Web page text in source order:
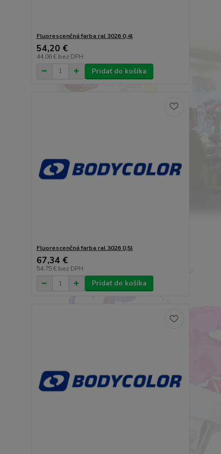
Fluorescenčná farba ral 3026 0,4l
54,20 €
44,06 € bez DPH
Pridať do košíka
Fluorescenčná farba ral 3026 0,5l
67,34 €
54,75 € bez DPH
Pridať do košíka